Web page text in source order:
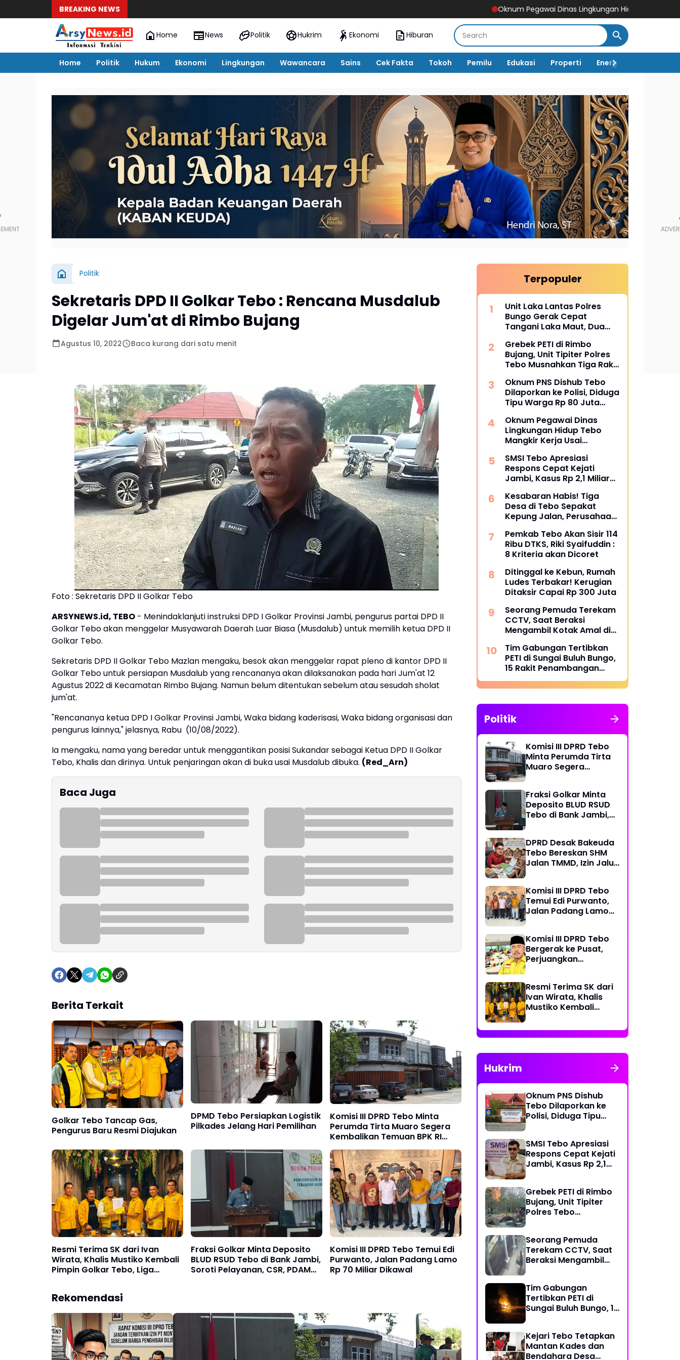
BREAKING NEWS Oknum Pegawai Dinas Lingkungan Hidup Tebo Mangkir Kerja Usai
Home News Politik Hukrim Ekonomi Hiburan
Home Politik Hukum Ekonomi Lingkungan Wawancara Sains Cek Fakta Tokoh Pemilu Edukasi Properti Energi
Politik
Sekretaris DPD II Golkar Tebo : Rencana Musdalub
Digelar Jum'at di Rimbo Bujang
Agustus 10, 2022 Baca kurang dari satu menit
Foto : Sekretaris DPD II Golkar Tebo
ARSYNEWS.id, TEBO - Menindaklanjuti instruksi DPD I Golkar Provinsi Jambi, pengurus partai DPD II
Golkar Tebo akan menggelar Musyawarah Daerah Luar Biasa (Musdalub) untuk memilih ketua DPD II
Golkar Tebo.
Sekretaris DPD II Golkar Tebo Mazlan mengaku, besok akan menggelar rapat pleno di kantor DPD II
Golkar Tebo untuk persiapan Musdalub yang rencananya akan dilaksanakan pada hari Jum'at 12
Agustus 2022 di Kecamatan Rimbo Bujang. Namun belum ditentukan sebelum atau sesudah sholat
jum'at.
"Rencananya ketua DPD I Golkar Provinsi Jambi, Waka bidang kaderisasi, Waka bidang organisasi dan
pengurus lainnya," jelasnya, Rabu (10/08/2022).
Ia mengaku, nama yang beredar untuk menggantikan posisi Sukandar sebagai Ketua DPD II Golkar
Tebo, Khalis dan dirinya. Untuk penjaringan akan di buka usai Musdalub dibuka. (Red_Arn)
Baca Juga
Berita Terkait
Golkar Tebo Tancap Gas,
Pengurus Baru Resmi Diajukan
DPMD Tebo Persiapkan Logistik
Pilkades Jelang Hari Pemilihan
Komisi III DPRD Tebo Minta
Perumda Tirta Muaro Segera
Kembalikan Temuan BPK RI
Perwakilan Jambi
Resmi Terima SK dari Ivan
Wirata, Khalis Mustiko Kembali
Pimpin Golkar Tebo, Liga
Fraksi Golkar Minta Deposito
BLUD RSUD Tebo di Bank Jambi,
Soroti Pelayanan, CSR, PDAM
Komisi III DPRD Tebo Temui Edi
Purwanto, Jalan Padang Lamo
Rp 70 Miliar Dikawal
Rekomendasi
Terpopuler
Unit Laka Lantas Polres
Bungo Gerak Cepat
Tangani Laka Maut, Dua
Grebek PETI di Rimbo
Bujang, Unit Tipiter Polres
Tebo Musnahkan Tiga Rakit
Dibakar
Oknum PNS Dishub Tebo
Dilaporkan ke Polisi, Diduga
Tipu Warga Rp 80 Juta
Oknum Pegawai Dinas
Lingkungan Hidup Tebo
Mangkir Kerja Usai
Bungkam
SMSI Tebo Apresiasi
Respons Cepat Kejati
Jambi, Kasus Rp 2,1 Miliar
Kesabaran Habis! Tiga
Desa di Tebo Sepakat
Kepung Jalan, Perusahaan
Jawab
Pemkab Tebo Akan Sisir 114
Ribu DTKS, Riki Syaifuddin :
8 Kriteria akan Dicoret
Ditinggal ke Kebun, Rumah
Ludes Terbakar! Kerugian
Ditaksir Capai Rp 300 Juta
Seorang Pemuda Terekam
CCTV, Saat Beraksi
Mengambil Kotak Amal di
Tim Gabungan Tertibkan
PETI di Sungai Buluh Bungo,
15 Rakit Penambangan
Dibakar
Politik
Komisi III DPRD Tebo
Minta Perumda Tirta
Muaro Segera
Jambi
Fraksi Golkar Minta
Deposito BLUD RSUD
Tebo di Bank Jambi,
Perintis
DPRD Desak Bakeuda
Tebo Bereskan SHM
Jalan TMMD, Izin Jalur
Komisi III DPRD Tebo
Temui Edi Purwanto,
Jalan Padang Lamo
Komisi III DPRD Tebo
Bergerak ke Pusat,
Perjuangkan
Resmi Terima SK dari
Ivan Wirata, Khalis
Mustiko Kembali
Liga Marisa Jadi
Sekretaris
Hukrim
Oknum PNS Dishub
Tebo Dilaporkan ke
Polisi, Diduga Tipu
Kerja
SMSI Tebo Apresiasi
Respons Cepat Kejati
Jambi, Kasus Rp 2,1
Grebek PETI di Rimbo
Bujang, Unit Tipiter
Polres Tebo
Cara Dibakar
Seorang Pemuda
Terekam CCTV, Saat
Beraksi Mengambil
Tim Gabungan
Tertibkan PETI di
Sungai Buluh Bungo, 15
Kejari Tebo Tetapkan
Mantan Kades dan
Bendahara Desa